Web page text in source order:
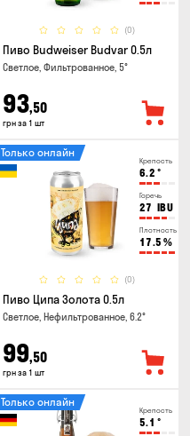
(0)
Пиво Budweiser Budvar 0.5л
Светлое, Фильтрованное, 5°
93,50
грн за 1 шт
Крепость
6.2 °
Горечь
27 IBU
Плотность
17.5 %
(0)
Только онлайн
Пиво Ципа Золота 0.5л
Светлое, Нефильтрованное, 6.2°
99,50
грн за 1 шт
Крепость
5.1 °
Только онлайн